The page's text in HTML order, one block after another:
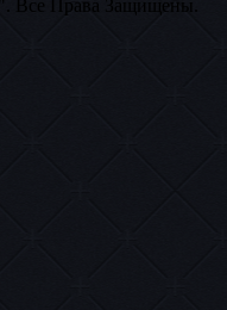
Права Защищены.